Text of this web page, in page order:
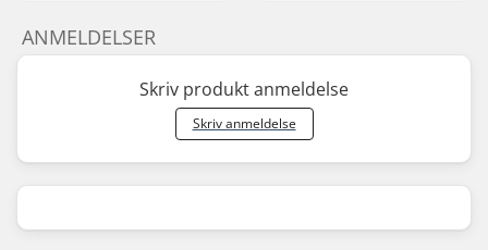
ANMELDELSER
Skriv produkt anmeldelse
Skriv anmeldelse